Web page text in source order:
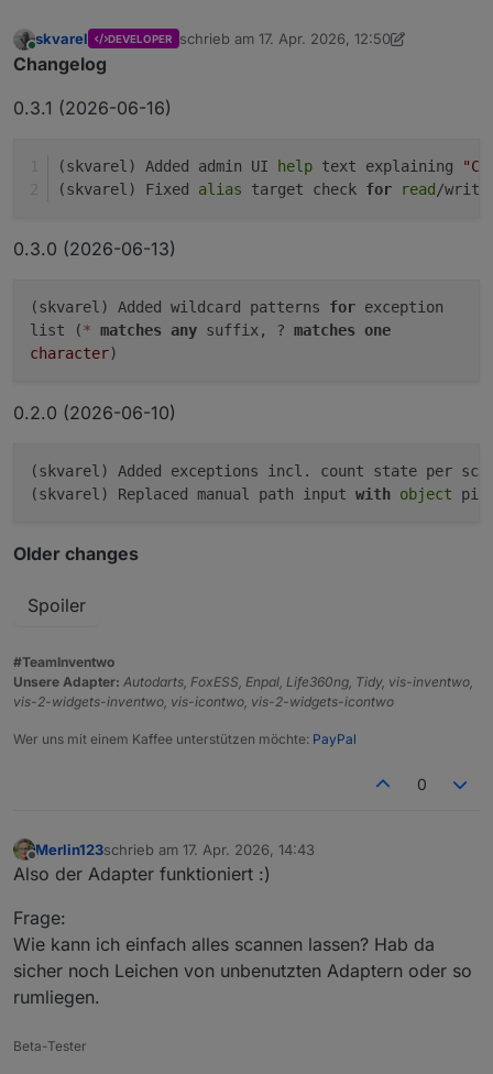
skvarel DEVELOPER schrieb am 17. Apr. 2026, 12:50
zuletzt editiert von skvarel
Changelog
0.3.1 (2026-06-16)
(skvarel) Added admin UI help text explaining
(skvarel) Fixed alias target check for read /
0.3.0 (2026-06-13)
(skvarel) Added wildcard patterns for exception
list (* matches any suffix, ? matches
one
character)
0.2.0 (2026-06-10)
(skvarel) Added exceptions incl. count state per
(skvarel ) Replaced manual path input with object
Older changes
Spoiler
#TeamInventwo
Unsere Adapter: Autodarts, FoxESS, Enpal, Life360ng, Tidy, vis-inventwo,
vis-2-widgets-inventwo, vis-icontwo, vis-2-widgets-icontwo
Wer uns mit einem Kaffee unterstützen möchte: PayPal
0
Offline
Merlin123schrieb am 17. Apr. 2026, 14:43
zuletzt editiert von
Also der Adapter funktioniert :)
Frage:
Wie kann ich einfach alles scannen lassen? Hab da
sicher noch Leichen von unbenutzten Adaptern oder so
rumliegen.
Beta-Tester